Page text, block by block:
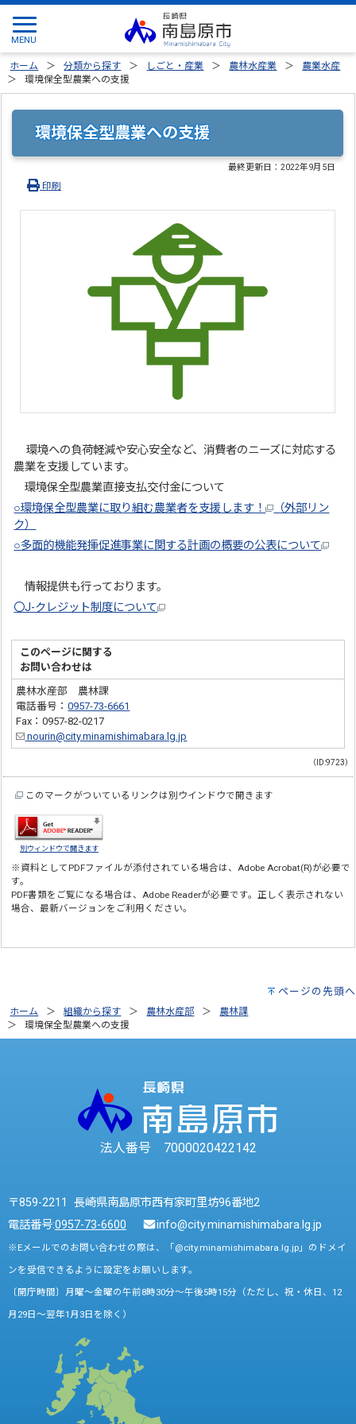
ホーム 分類から探す しごと・産業 農林水産業
農業水産
環境保全型農業への支援
環境保全型農業への支援
最終更新日：2022年9月5日
印刷
環境への負荷軽減や安心安全など、消費者のニーズに対応する
農業を支援しています。
環境保全型農業直接支払交付金について
○環境保全型農業に取り組む農業者を支援します！
（外部リン
ク）
○多面的機能発揮促進事業に関する計画の概要の公表について
情報提供も行っております。
〇J-クレジット制度について
このページに関する
お問い合わせは
農林水産部 農林課
電話番号：0957-73-6661
Fax：0957-82-0217
nourin@city.minamishimabara.lg.jp
（ID:9723）
このマークがついているリンクは別ウインドウで開きます
別ウィンドウで開きます
※資料としてPDFファイルが添付されている場合は、Adobe Acrobat(R)が必要で
す。
PDF書類をご覧になる場合は、Adobe Readerが必要です。正しく表示されない
場合、最新バージョンをご利用ください。
ページの先頭へ
ホーム 組織から探す 農林水産部
農林課
環境保全型農業への支援
法人番号 7000020422142
〒859-2211 長崎県南島原市西有家町里坊96番地2
電話番号:0957-73-6600 info@city.minamishimabara.lg.jp
※Eメールでのお問い合わせの際は、「@city.minamishimabara.lg.jp」のドメイ
ンを受信できるように設定をお願いします。
〔開庁時間〕月曜～金曜の午前8時30分～午後5時15分（ただし、祝・休日、12
月29日～翌年1月3日を除く）